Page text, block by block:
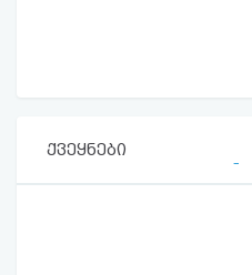
ქვეყნები